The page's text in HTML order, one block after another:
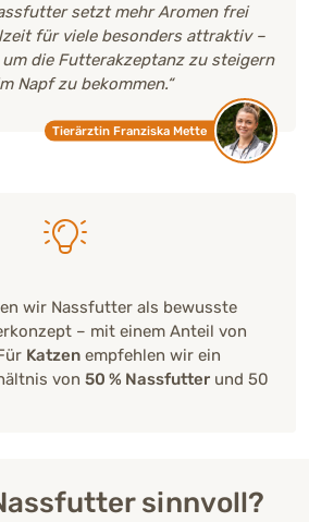
setzt mehr Aromen frei
für viele besonders attraktiv –
die Futterakzeptanz zu steigern
Napf zu bekommen.“
Tierärztin Franziska Mette
wir Nassfutter als bewusste
– mit einem Anteil von
Katzen empfehlen wir ein
von 50 % Nassfutter und 50
sinnvoll?